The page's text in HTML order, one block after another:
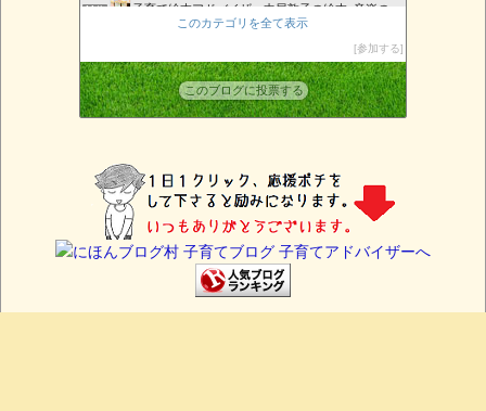
11位 子育て絵本アドバイザー中尾敦子の絵本×音楽の日々
14位 子育て初心者必見！
15位 大崎すみこの「健康子育て応援ブログ」
このカテゴリを全て表示
参加する
このブログに投票する